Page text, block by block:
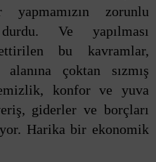
zorunlu
Ve yapılması
bu kavramlar,
alanına çoktan sızmış
konfor ve yuva
giderler ve borçları
Harika bir ekonomik